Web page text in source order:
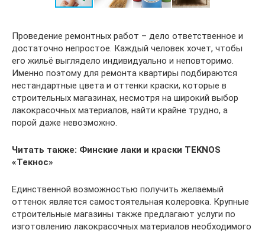
Проведение ремонтных работ – дело ответственное и
достаточно непростое. Каждый человек хочет, чтобы
его жильё выглядело индивидуально и неповторимо.
Именно поэтому для ремонта квартиры подбираются
нестандартные цвета и оттенки краски, которые в
строительных магазинах, несмотря на широкий выбор
лакокрасочных материалов, найти крайне трудно, а
порой даже невозможно.
Читать также: Финские лаки и краски TEKNOS
«Текнос»
Единственной возможностью получить желаемый
оттенок является самостоятельная колеровка. Крупные
строительные магазины также предлагают услуги по
изготовлению лакокрасочных материалов необходимого